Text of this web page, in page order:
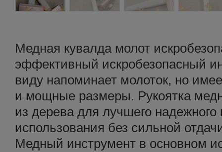
Медная кувалда молот
эффективный искробезопасный
виду напоминает молоток, но
и мощные размеры. Рукоятка
из дерева для лучшего надежного
использования без сильной
Медный инструмент в основном